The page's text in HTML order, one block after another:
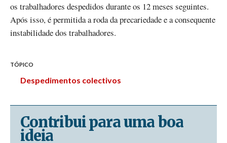
os trabalhadores despedidos durante os 12 meses seguintes.
Após isso, é permitida a roda da precariedade e a consequente
instabilidade dos trabalhadores.
TÓPICO
Despedimentos colectivos
Contribui para uma boa
ideia